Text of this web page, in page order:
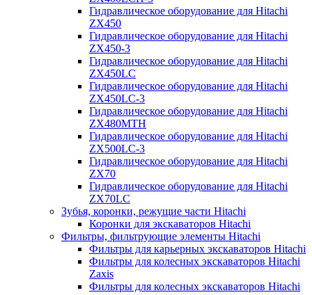
Гидравлическое оборудование для Hitachi
ZX450
Гидравлическое оборудование для Hitachi
ZX450-3
Гидравлическое оборудование для Hitachi
ZX450LC
Гидравлическое оборудование для Hitachi
ZX450LC-3
Гидравлическое оборудование для Hitachi
ZX480MTH
Гидравлическое оборудование для Hitachi
ZX500LC-3
Гидравлическое оборудование для Hitachi
ZX70
Гидравлическое оборудование для Hitachi
ZX70LC
Зубья, коронки, режущие части Hitachi
Коронки для экскаваторов Hitachi
Фильтры, фильтрующие элементы Hitachi
Фильтры для карьерных экскаваторов Hitachi
Фильтры для колесных экскаваторов Hitachi
Zaxis
Фильтры для колесных экскаваторов Hitachi